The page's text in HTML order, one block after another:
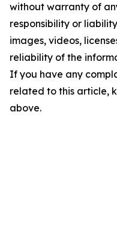
without warranty of
responsibility or
images, videos,
reliability of the
If you have any
related to this article,
above.